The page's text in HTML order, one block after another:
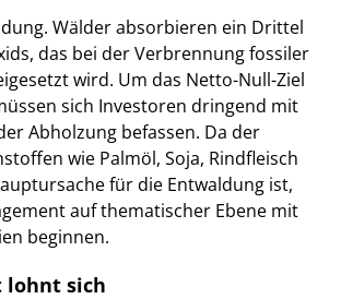
Wälder absorbieren ein Drittel
das bei der Verbrennung fossiler
wird. Um das Netto-Null-Ziel
sich Investoren dringend mit
Abholzung befassen. Da der
wie Palmöl, Soja, Rindfleisch
für die Entwaldung ist,
auf thematischer Ebene mit
beginnen.
lohnt sich